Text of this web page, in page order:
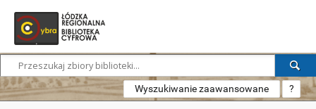
Wyszukiwanie zaawansowane ?